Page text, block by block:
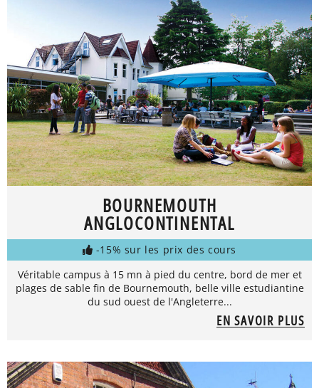
BOURNEMOUTH
ANGLOCONTINENTAL
-15% sur les prix des cours
Véritable campus à 15 mn à pied du centre, bord de mer et
plages de sable fin de Bournemouth, belle ville estudiantine
du sud ouest de l'Angleterre...
EN SAVOIR PLUS